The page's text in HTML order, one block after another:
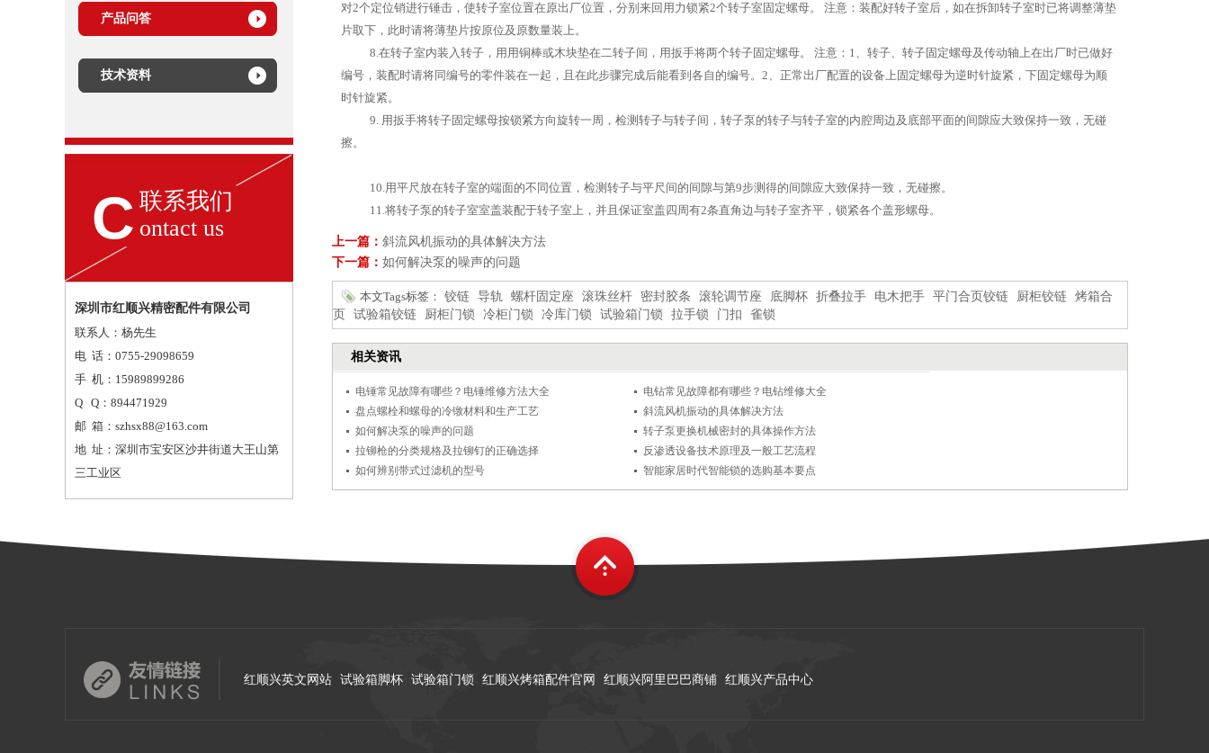
产品问答
技术资料
C 联系我们
ontact us
深圳市红顺兴精密配件有限公司
联系人：杨先生
电 话：0755-29098659
手 机：15989899286
Q Q：894471929
邮 箱：szhsx88@163.com
地 址：深圳市宝安区沙井街道大王山第
三工业区
对2个定位销进行锤击，使转子室位置在原出厂位置，分别来回用力锁紧2个转子室固定螺母。 注意：装配好转子室后，如在拆卸转子室时已将调整薄垫
片取下，此时请将薄垫片按原位及原数量装上。
8.在转子室内装入转子，用用铜棒或木块垫在二转子间，用扳手将两个转子固定螺母。 注意：1、转子、转子固定螺母及传动轴上在出厂时已做好
编号，装配时请将同编号的零件装在一起，且在此步骤完成后能看到各自的编号。2、正常出厂配置的设备上固定螺母为逆时针旋紧，下固定螺母为顺
时针旋紧。
9. 用扳手将转子固定螺母按锁紧方向旋转一周，检测转子与转子间，转子泵的转子与转子室的内腔周边及底部平面的间隙应大致保持一致，无碰
擦。
10.用平尺放在转子室的端面的不同位置，检测转子与平尺间的间隙与第9步测得的间隙应大致保持一致，无碰擦。
11.将转子泵的转子室室盖装配于转子室上，并且保证室盖四周有2条直角边与转子室齐平，锁紧各个盖形螺母。
上一篇： 斜流风机振动的具体解决方法
下一篇： 如何解决泵的噪声的问题
本文Tags标签： 铰链 导轨 螺杆固定座 滚珠丝杆 密封胶条 滚轮调节座 底脚杯 折叠拉手 电木把手 平门合页铰链 厨柜铰链 烤箱合
页
试验箱铰链 厨柜门锁 冷柜门锁 冷库门锁 试验箱门锁 拉手锁 门扣 雀锁
相关资讯
电锤常见故障有哪些？电锤维修方法大全
电钻常见故障都有哪些？电钻维修大全
盘点螺栓和螺母的冷镦材料和生产工艺
斜流风机振动的具体解决方法
如何解决泵的噪声的问题
转子泵更换机械密封的具体操作方法
拉铆枪的分类规格及拉铆钉的正确选择
反渗透设备技术原理及一般工艺流程
如何辨别带式过滤机的型号
智能家居时代智能锁的选购基本要点
红顺兴英文网站 试验箱脚杯 试验箱门锁 红顺兴烤箱配件官网 红顺兴阿里巴巴商铺 红顺兴产品中心